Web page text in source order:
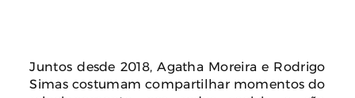
Juntos desde 2018, Agatha Moreira e Rodrigo
Simas costumam compartilhar momentos do